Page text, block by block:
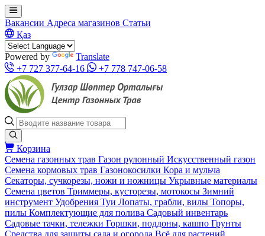
Вакансии Адреса магазинов Статьи
Қаз
Powered by
Translate
+7 727 377-64-16
+7 778 747-06-58
Корзина
Семена газонных трав Газон рулонный Искусственный газон
Семена кормовых трав Газонокосилки Кора и мульча
Секаторы, сучкорезы, ножи и ножницы Укрывные материалы
Семена цветов Триммеры, кусторезы, мотокосы Зимний
инструмент Удобрения Туи Лопаты, грабли, вилы Топоры,
пилы Комплектующие для полива Садовый инвентарь
Садовые тачки, тележки Горшки, поддоны, кашпо Грунты
Средства для защиты сада и огорода Всё для растений